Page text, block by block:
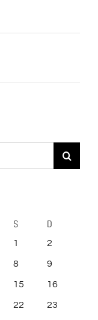
S D
1 2
8 9
15 16
22 23